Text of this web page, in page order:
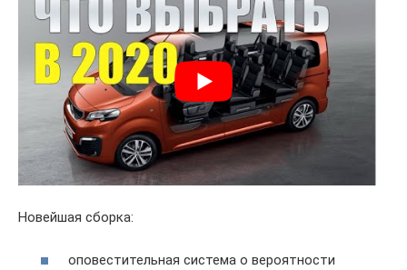
Новейшая сборка:
оповестительная система о вероятности